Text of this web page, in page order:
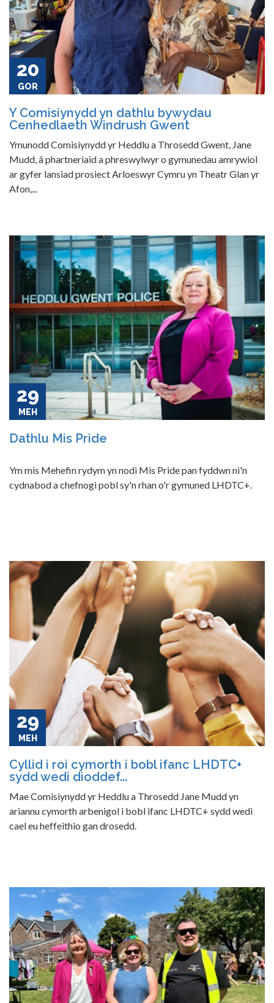
20
GOR
Y Comisiynydd yn dathlu bywydau
Cenhedlaeth Windrush Gwent
Ymunodd Comisiynydd yr Heddlu a Throsedd Gwent, Jane
Mudd, â phartneriaid a phreswylwyr o gymunedau amrywiol
ar gyfer lansiad prosiect Arloeswyr Cymru yn Theatr Glan yr
Afon,...
29
MEH
Dathlu Mis Pride
Ym mis Mehefin rydym yn nodi Mis Pride pan fyddwn ni'n
cydnabod a chefnogi pobl sy'n rhan o'r gymuned LHDTC+.
29
MEH
Cyllid i roi cymorth i bobl ifanc LHDTC+
sydd wedi dioddef...
Mae Comisiynydd yr Heddlu a Throsedd Jane Mudd yn
ariannu cymorth arbenigol i bobl ifanc LHDTC+ sydd wedi
cael eu heffeithio gan drosedd.